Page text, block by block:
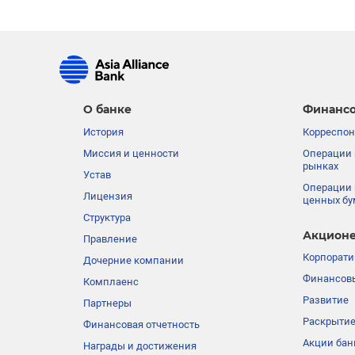
О банке
История
Миссия и ценности
Устав
Лицензия
Структура
Правление
Дочерние компании
Комплаенс
Партнеры
Финансовая отчетность
Награды и достижения
Операции
рынках
Операции
ценных
Развитие
Акции